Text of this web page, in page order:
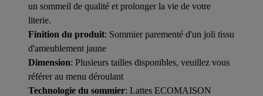
un sommeil de qualité et prolonger la vie de votre
literie.
Finition du produit: Sommier parementé d'un joli tissu
d'ameublement jaune
Dimension: Plusieurs tailles disponibles, veuillez vous
référer au menu déroulant
Technologie du sommier: Lattes ECOMAISON